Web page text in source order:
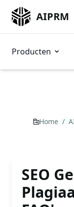
AIPRM
Producten
Home /
SEO